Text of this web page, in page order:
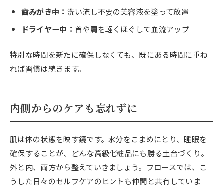
歯みがき中： 洗い流し不要の美容液を塗って放置
ドライヤー中： 首や肩を軽くほぐして血流アップ
特別な時間を新たに確保しなくても、既にある時間に重ね
れば習慣は続きます。
内側からのケアも忘れずに
肌は体の状態を映す鏡です。水分をこまめにとり、睡眠を
確保することが、どんな高級化粧品にも勝る土台づくり。
外と内、両方から整えていきましょう。フロースでは、こ
うした日々のセルフケアのヒントも仲間と共有していま